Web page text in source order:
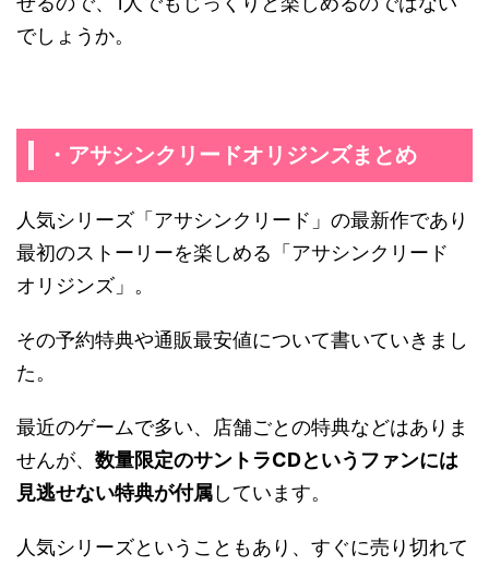
でしょうか。
・アサシンクリードオリジンズまとめ
人気シリーズ「アサシンクリード」の最新作であり
最初のストーリーを楽しめる「アサシンクリード
オリジンズ」。
その予約特典や通販最安値について書いていきまし
た。
最近のゲームで多い、店舗ごとの特典などはありま
せんが、 数量限定のサントラCDというファンには
見逃せない特典が付属しています。
人気シリーズということもあり、すぐに売り切れて